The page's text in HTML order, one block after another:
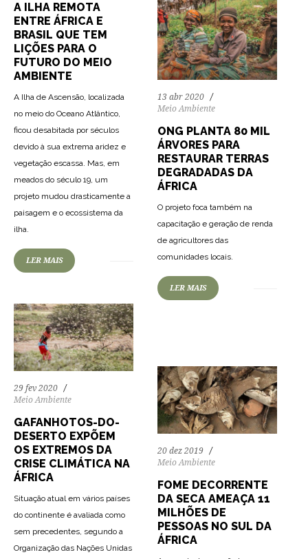
A ILHA REMOTA
ENTRE ÁFRICA E
BRASIL QUE TEM
LIÇÕES PARA O
FUTURO DO MEIO
AMBIENTE
A Ilha de Ascensão, localizada
no meio do Oceano Atlântico,
ficou desabitada por séculos
devido à sua extrema aridez e
vegetação escassa. Mas, em
meados do século 19, um
projeto mudou drasticamente a
paisagem e o ecossistema da
ilha.
LER MAIS
13 abr 2020
Meio Ambiente
ONG PLANTA 80 MIL
ÁRVORES PARA
RESTAURAR TERRAS
DEGRADADAS DA
ÁFRICA
O projeto foca também na
capacitação e geração de renda
de agricultores das
comunidades locais.
LER MAIS
29 fev 2020
Meio Ambiente
GAFANHOTOS-DO-
DESERTO EXPÕEM
OS EXTREMOS DA
CRISE CLIMÁTICA NA
ÁFRICA
Situação atual em vários países
do continente é avaliada como
sem precedentes, segundo a
Organização das Nações Unidas
20 dez 2019
Meio Ambiente
FOME DECORRENTE
DA SECA AMEAÇA 11
MILHÕES DE
PESSOAS NO SUL DA
ÁFRICA
77 1287